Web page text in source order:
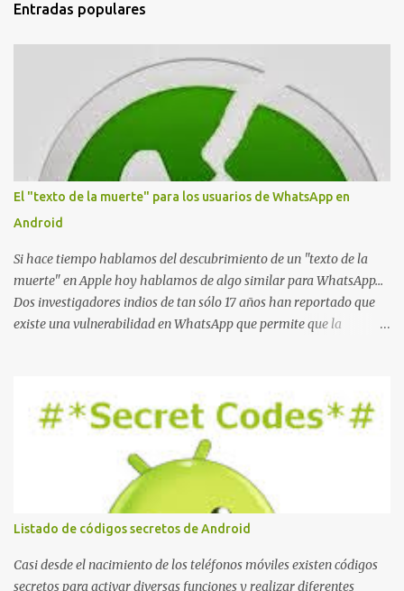
o
s
Entradas populares
El "texto de la muerte" para los usuarios de WhatsApp en
Android
Si hace tiempo hablamos del descubrimiento de un "texto de la
muerte" en Apple hoy hablamos de algo similar para WhatsApp...
Dos investigadores indios de tan sólo 17 años han reportado que
existe una vulnerabilidad en WhatsApp que permite que la
La vulnerabilidad ha sido probada y funciona correctamente en la
mayoría de las versiones de Android y de WhatsApp incluyendo la
2.11.431 y 2.11.432. Sin embargo todavía no se ha probado en iOS y
Windows no parece ser vulnerable. Esto podría provocar que se
extienda como una pesada broma la moda de bloquear WhatsApp
a otras personas, cuyo modo de recuperar el uso de la misma sería
borrando la conversación y el historial de chat con quien
estábamos conversando. Imaginad que ocurre si este mensaje se
envía a un grupo... Fuente: Crash Your Friends' WhatsApp
Remotely with Just a Message
Listado de códigos secretos de Android
Casi desde el nacimiento de los teléfonos móviles existen códigos
secretos para activar diversas funciones y realizar diferentes